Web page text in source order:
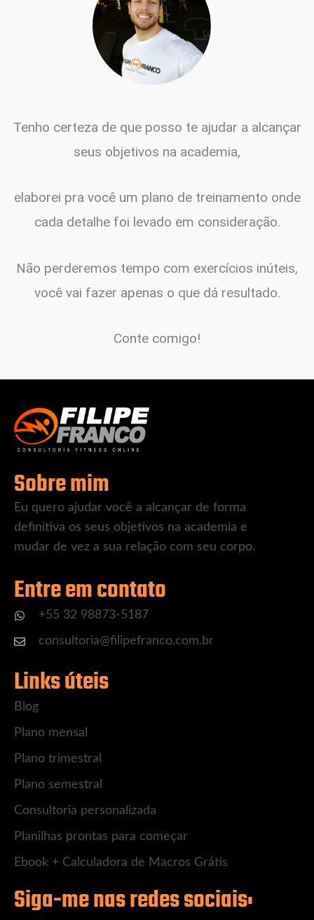
Tenho certeza de que posso te ajudar a alcançar
seus objetivos na academia,
elaborei pra você um plano de treinamento onde
cada detalhe foi levado em consideração.
Não perderemos tempo com exercícios inúteis,
você vai fazer apenas o que dá resultado.
Conte comigo!
Sobre mim
Eu quero ajudar você a alcançar de forma
definitiva os seus objetivos na academia e
mudar de vez a sua relação com seu corpo.
Entre em contato
+55 32 98873-5187
consultoria@filipefranco.com.br
Links úteis
Blog
Plano mensal
Plano trimestral
Plano semestral
Consultoria personalizada
Planilhas prontas para começar
Ebook + Calculadora de Macros Grátis
Siga-me nas redes sociais: